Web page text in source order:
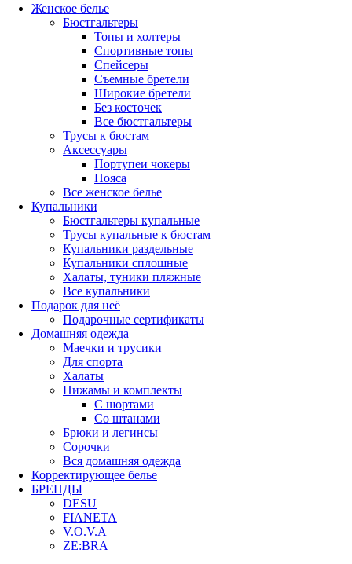
Женское белье
Бюстгальтеры
Топы и холтеры
Спортивные топы
Спейсеры
Съемные бретели
Широкие бретели
Без косточек
Все бюстгальтеры
Трусы к бюстам
Аксессуары
Портупеи чокеры
Пояса
Все женское белье
Купальники
Бюстгальтеры купальные
Трусы купальные к бюстам
Купальники раздельные
Купальники сплошные
Халаты, туники пляжные
Все купальники
Подарок для неё
Подарочные сертификаты
Домашняя одежда
Маечки и трусики
Для спорта
Халаты
Пижамы и комплекты
С шортами
Со штанами
Брюки и легинсы
Сорочки
Вся домашняя одежда
Корректирующее белье
БРЕНДЫ
DESU
FIANETA
V.O.V.A
ZE:BRA